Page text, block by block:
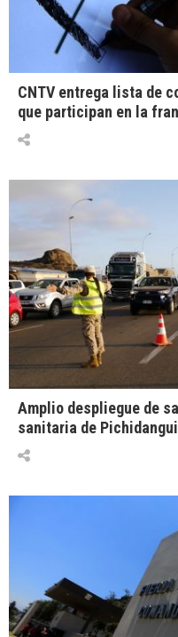
CNTV entrega lista de
que participan en la
Amplio despliegue de
sanitaria de Pichidangui